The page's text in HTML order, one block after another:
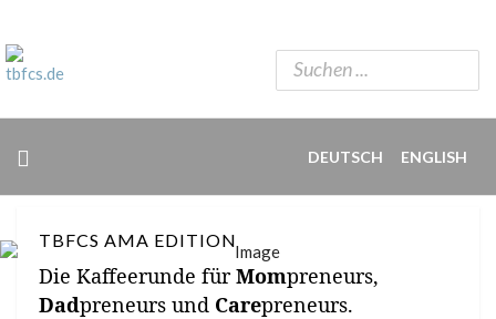
DEUTSCH ENGLISH
TBFCS AMA EDITION
Die Kaffeerunde fürMompreneurs,
Dadpreneurs und Carepreneurs.